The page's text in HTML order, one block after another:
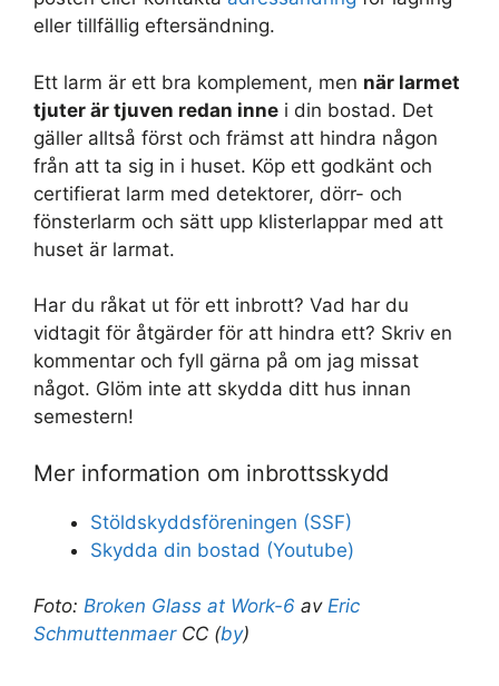
eller tillfällig eftersändning.
Ett larm är ett bra komplement, men när larmet
tjuter är tjuven redan inne i din bostad. Det
gäller alltså först och främst att hindra någon
från att ta sig in i huset. Köp ett godkänt och
certifierat larm med detektorer, dörr- och
fönsterlarm och sätt upp klisterlappar med att
huset är larmat.
Har du råkat ut för ett inbrott? Vad har du
vidtagit för åtgärder för att hindra ett? Skriv en
kommentar och fyll gärna på om jag missat
något. Glöm inte att skydda ditt hus innan
semestern!
Mer information om inbrottsskydd
Stöldskyddsföreningen (SSF)
Skydda din bostad (Youtube)
Foto: Broken Glass at Work-6 av Eric
SchmuttenmaerCC (by)